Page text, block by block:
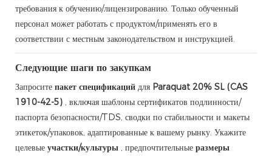
требования к обучению/лицензированию. Только обученный
персонал может работать с продуктом/применять его в
соответствии с местным законодательством и инструкцией.
Следующие шаги по закупкам
Запросите пакет спецификаций для Paraquat 20% SL (CAS
1910-42-5) , включая шаблоны сертификатов подлинности/
паспорта безопасности/TDS, сводки по стабильности и макеты
этикеток/упаковок, адаптированные к вашему рынку. Укажите
целевые участки/культуры , предпочтительные размеры